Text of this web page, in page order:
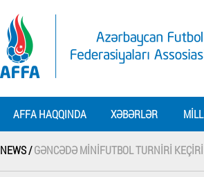
AFFA HAQQINDA XƏBƏRLƏR
NEWS /GƏNCƏDƏ MINIFUTBOL TURNIRI